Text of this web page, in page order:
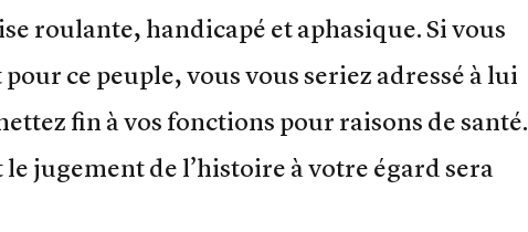
roulante, handicapé et aphasique. Si vous
ce peuple, vous vous seriez adressé à lui
fin à vos fonctions pour raisons de santé.
le jugement de l’histoire à votre égard sera